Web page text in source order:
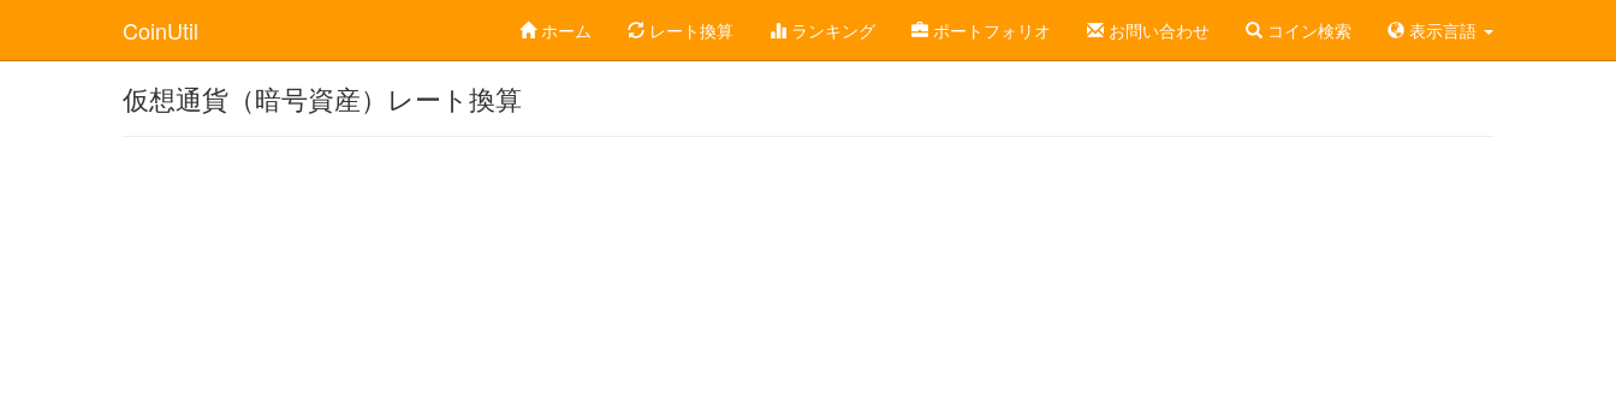
CoinUtil ホーム レート換算 ランキング ポートフォリオ お問い合わせ コイン検索 表示言語
仮想通貨（暗号資産）レート換算